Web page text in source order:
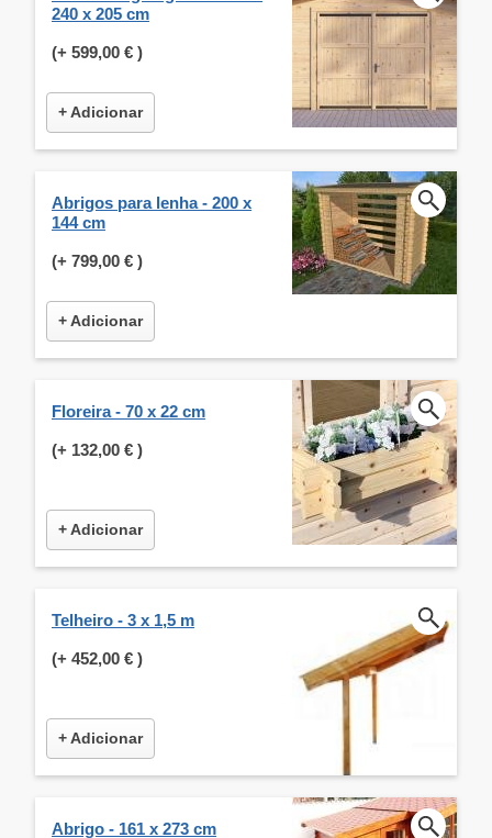
240 x 205 cm
(+ 599,00 € )
+ Adicionar
Abrigos para lenha - 200 x
144 cm
(+ 799,00 € )
+ Adicionar
Floreira - 70 x 22 cm
(+ 132,00 € )
+ Adicionar
Telheiro - 3 x 1,5 m
(+ 452,00 € )
+ Adicionar
Abrigo - 161 x 273 cm